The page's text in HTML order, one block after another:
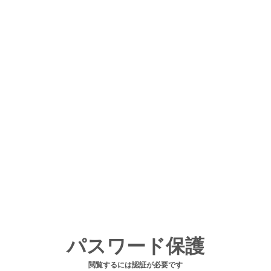
パスワード保護
閲覧するには認証が必要です